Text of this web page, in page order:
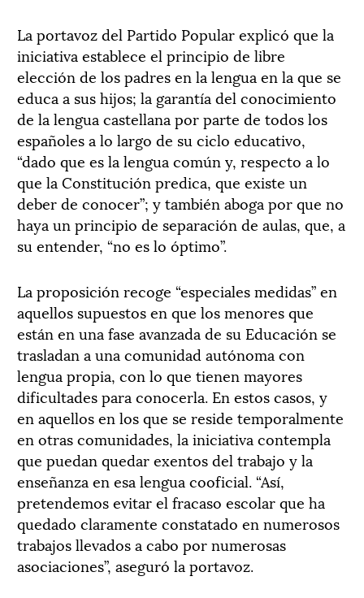
La portavoz del Partido Popular explicó que la
iniciativa establece el principio de libre
elección de los padres en la lengua en la que se
educa a sus hijos; la garantía del conocimiento
de la lengua castellana por parte de todos los
españoles a lo largo de su ciclo educativo,
“dado que es la lengua común y, respecto a lo
que la Constitución predica, que existe un
deber de conocer”; y también aboga por que no
haya un principio de separación de aulas, que, a
su entender, “no es lo óptimo”.
La proposición recoge “especiales medidas” en
aquellos supuestos en que los menores que
están en una fase avanzada de su Educación se
trasladan a una comunidad autónoma con
lengua propia, con lo que tienen mayores
dificultades para conocerla. En estos casos, y
en aquellos en los que se reside temporalmente
en otras comunidades, la iniciativa contempla
que puedan quedar exentos del trabajo y la
enseñanza en esa lengua cooficial. “Así,
pretendemos evitar el fracaso escolar que ha
quedado claramente constatado en numerosos
trabajos llevados a cabo por numerosas
asociaciones”, aseguró la portavoz.